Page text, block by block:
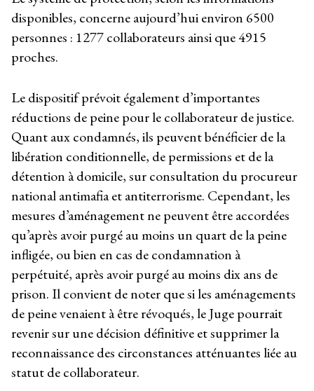
disponibles, concerne aujourd’hui environ 6500
personnes : 1277 collaborateurs ainsi que 4915
proches.
Le dispositif prévoit également d’importantes
réductions de peine pour le collaborateur de justice.
Quant aux condamnés, ils peuvent bénéficier de la
libération conditionnelle, de permissions et de la
détention à domicile, sur consultation du procureur
national antimafia et antiterrorisme. Cependant, les
mesures d’aménagement ne peuvent être accordées
qu’après avoir purgé au moins un quart de la peine
infligée, ou bien en cas de condamnation à
perpétuité, après avoir purgé au moins dix ans de
prison. Il convient de noter que si les aménagements
de peine venaient à être révoqués, le Juge pourrait
revenir sur une décision définitive et supprimer la
reconnaissance des circonstances atténuantes liée au
statut de collaborateur.